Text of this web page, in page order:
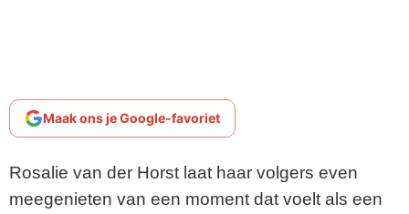
Maak ons je Google-favoriet
Rosalie van der Horst laat haar volgers even
meegenieten van een moment dat voelt als een